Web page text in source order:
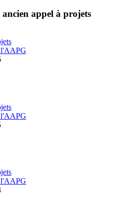
appel à projets
l'AAPG
l'AAPG
l'AAPG